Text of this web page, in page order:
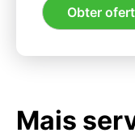
Obter
Mais